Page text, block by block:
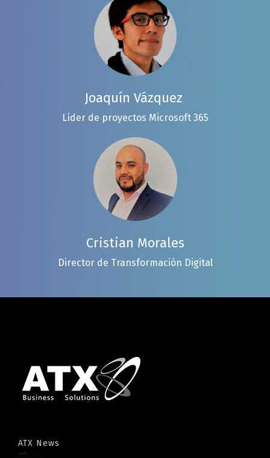
Joaquín Vázquez
Líder de proyectos Microsoft 365
Cristian Morales
Director de Transformación Digital
ATX News